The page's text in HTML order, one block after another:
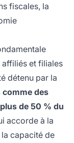
fiscales, la
et filiales
détenu par la
des
de 50 % du
accorde à la
capacité de